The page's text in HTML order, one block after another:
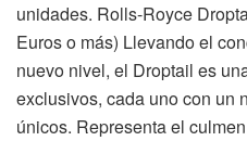
unidades. Rolls-Royce
Euros o más) Llevando el
nuevo nivel, el Droptail es
exclusivos, cada uno con un
únicos. Representa el